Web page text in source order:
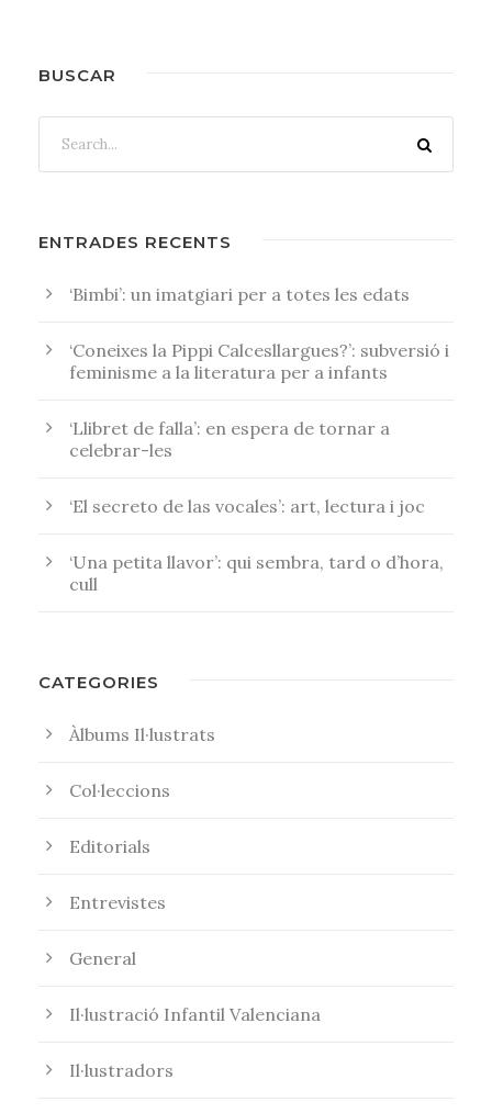
BUSCAR
ENTRADES RECENTS
‘Bimbi’: un imatgiari per a totes les edats
‘Coneixes la Pippi Calcesllargues?’: subversió i
feminisme a la literatura per a infants
‘Llibret de falla’: en espera de tornar a
celebrar-les
‘El secreto de las vocales’: art, lectura i joc
‘Una petita llavor’: qui sembra, tard o d’hora,
cull
CATEGORIES
Àlbums Il·lustrats
Col·leccions
Editorials
Entrevistes
General
Il·lustració Infantil Valenciana
Il·lustradors